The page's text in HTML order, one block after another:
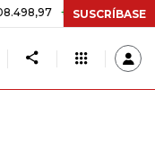
+$ 8.753,81 +2,19%
SUSCRÍBASE